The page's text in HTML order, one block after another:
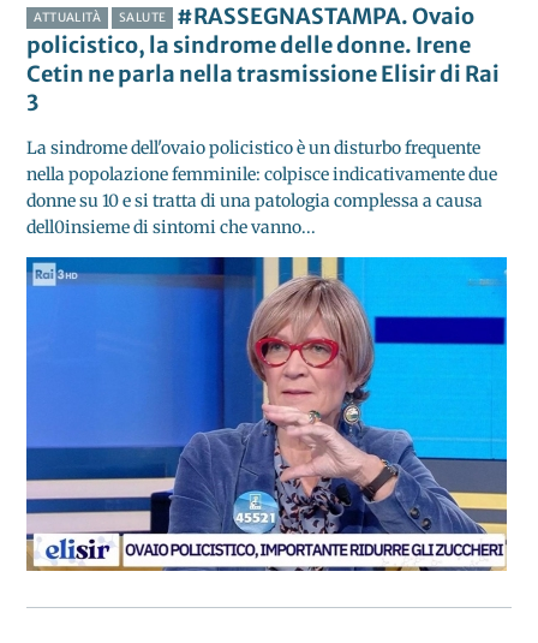
ATTUALITÀ SALUTE
#RASSEGNASTAMPA. Ovaio
policistico, la sindrome delle donne. Irene
Cetin ne parla nella trasmissione Elisir di Rai
3
La sindrome dell'ovaio policistico è un disturbo frequente
nella popolazione femminile: colpisce indicativamente due
donne su 10 e si tratta di una patologia complessa a causa
dell0insieme di sintomi che vanno...